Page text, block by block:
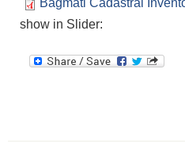
Bagmati Cadastral
show in Slider: